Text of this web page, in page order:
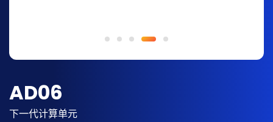
AD06
下一代计算单元